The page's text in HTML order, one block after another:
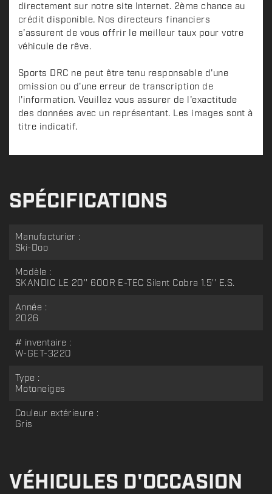
directement sur notre site Internet. 2ème chance au
crédit disponible. Nos directeurs financiers
s'assurent de vous offrir le meilleur taux pour votre
véhicule de rêve.
Sports DRC ne peut être tenu responsable d'une
omission ou d'une erreur de transcription de
l'information. Veuillez vous assurer de l'exactitude
des données avec un représentant. Les images sont à
titre indicatif.
SPÉCIFICATIONS
Manufacturier :
Ski-Doo
Modèle :
SKANDIC LE 20'' 600R E-TEC Silent Cobra 1.5'' E.S.
Année :
2026
# inventaire :
W-GET-3220
Type :
Motoneiges
Couleur extérieure :
Gris
VÉHICULES D'OCCASION